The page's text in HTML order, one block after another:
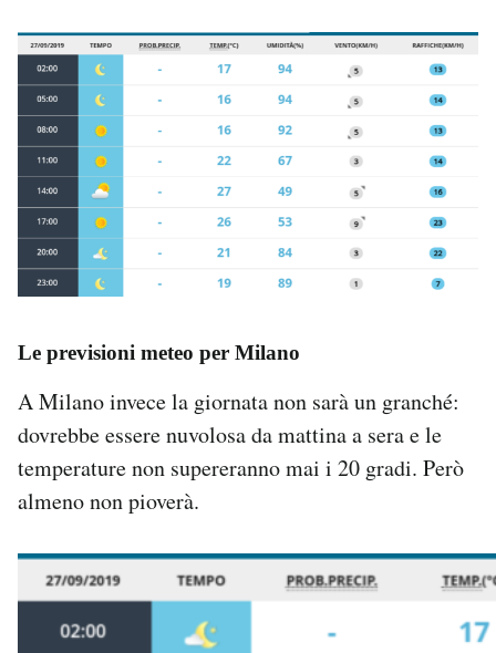
Le previsioni meteo per Milano
A Milano invece la giornata non sarà un granché:
dovrebbe essere nuvolosa da mattina a sera e le
temperature non supereranno mai i 20 gradi. Però
almeno non pioverà.